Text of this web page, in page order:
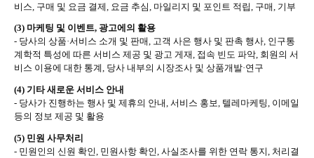
비스 구매 및 요금 결제 요금 추심 마일리지 및 포인트 적립 구매 기부
(3) 마케팅 및 이벤트, 광고에의 활용
- 당사의 상품·서비스 소개 및 판매, 고객 사은 행사 및 판촉 행사, 인구통
계학적 특성에 따른 서비스 제공 및 광고 게재, 접속 빈도 파악, 회원의 서
비스 이용에 대한 통계, 당사 내부의 시장조사 및 상품개발·연구
(4) 기타 새로운 서비스 안내
- 당사가 진행하는 행사 및 제휴의 안내, 서비스 홍보, 텔레마케팅, 이메일
등의 정보 제공 및 활용
(5) 민원 사무처리
- 민원인의 신원 확인 민원사항 확인 사실조사를 위한 연락 통지 처리결